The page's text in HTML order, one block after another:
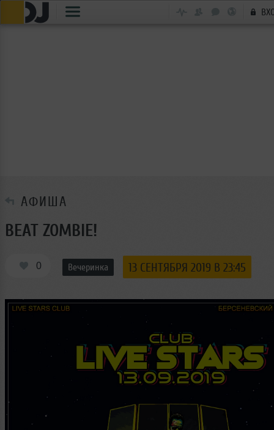
АФИША
BEAT ZOMBIE!
0 Вечеринка 13 СЕНТЯБРЯ 2019 В 23:45